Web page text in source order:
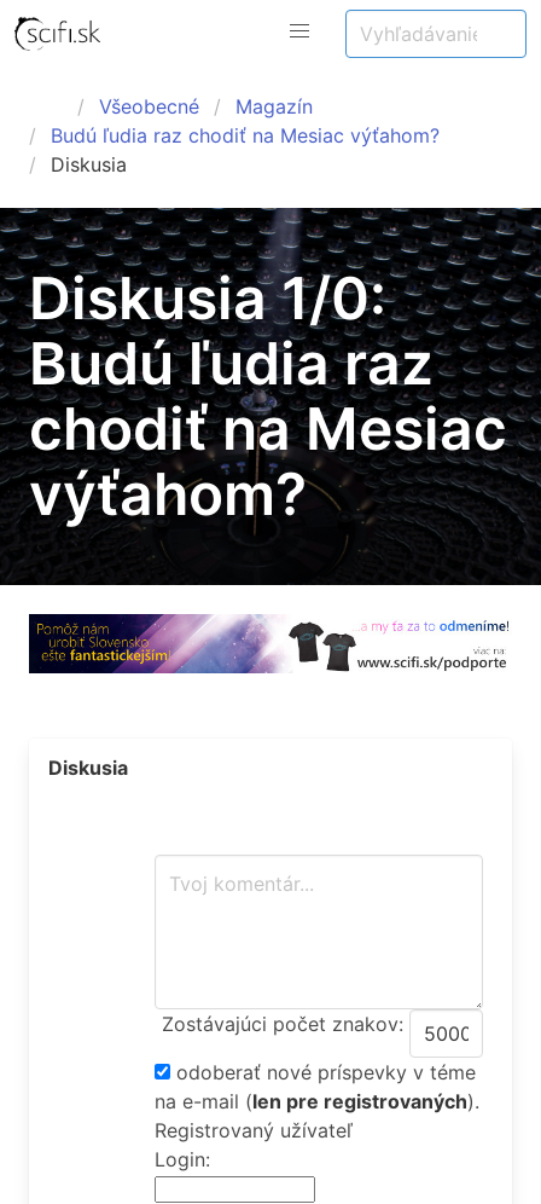
Všeobecné
Magazín
Budú ľudia raz chodiť na Mesiac výťahom?
Diskusia
Diskusia 1/0:
Budú ľudia raz
chodiť na Mesiac
výťahom?
Diskusia
Zostávajúci počet znakov:
odoberať nové príspevky v téme
na e-mail (len pre registrovaných).
Registrovaný užívateľ
Login: